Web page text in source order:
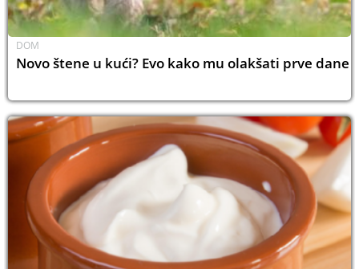
DOM
Novo štene u kući? Evo kako mu olakšati prve dane